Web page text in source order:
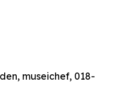
museichef, 018-